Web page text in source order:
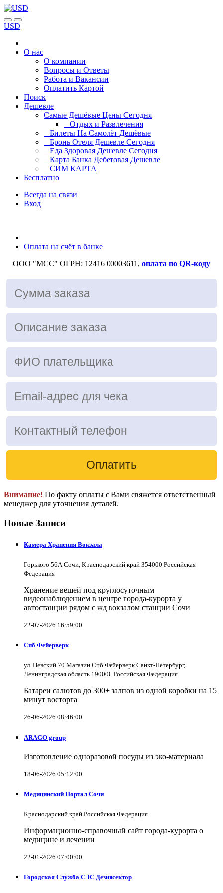
USD
О нас
О компании
Вопросы и Ответы
Работа и Вакансии
Оплатить Картой
Поиск
Дешевле
Самые Дешёвые Цены Сегодня
Отдых и Развлечения
Билеты На Самолёт Дешёвые
Бронь Отеля Дешевле Сегодня
Еда Здоровая Дешевле Сегодня
Карта Банка Дебетовая Дешевле
СИМ КАРТА
Бесплатно
Всегда на связи
Вход
Оплата на счёт в банке
ООО "МСС" ОГРН: 12416 00003611, оплата по QR-коду
Внимание! По факту оплаты с Вами свяжется ответственный
менеджер для уточнения деталей.
Новые Записи
Камера Хранения Вокзала
Горького 56А Сочи, Краснодарский край 354000 Российская
Федерация
Хранение вещей под круглосуточным
видеонаблюдением в центре города-курорта у
автостанции рядом с жд вокзалом станции Сочи
22-07-2026 16:59:00
Спб Фейерверк
ул. Невский 70 Магазин Спб Фейерверк Санкт-Петербург,
Ленинградская область 190000 Российская Федерация
Батареи салютов до 300+ залпов из одной коробки на 15
минут восторга
26-06-2026 08:46:00
ARAGO group
Изготовление одноразовой посуды из эко-материала
18-06-2026 05:12:00
Медицинский Портал Сочи
Краснодарский край Российская Федерация
Информационно-справочный сайт города-курорта о
медицине и лечении
22-01-2026 07:00:00
Городская Служба СЭС Дезинсектор